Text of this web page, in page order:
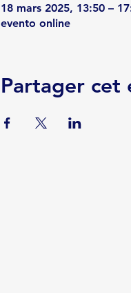
18 mars 2025, 13:50 –
evento online
Partager cet